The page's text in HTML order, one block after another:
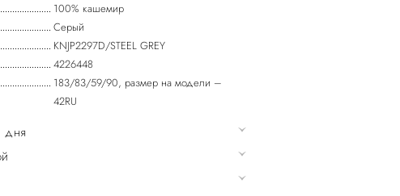
100% кашемир
Серый
KNJP2297D/STEEL GREY
4226448
183/83/59/90, размер на модели –
42RU
дня